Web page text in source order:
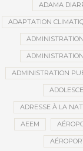
ADAMA
ADAPTATION
ADMINISTRATION
ADRESSE À LA
AEEM